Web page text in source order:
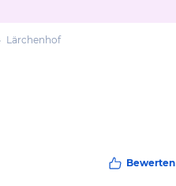
Lärchenhof
Bewerten